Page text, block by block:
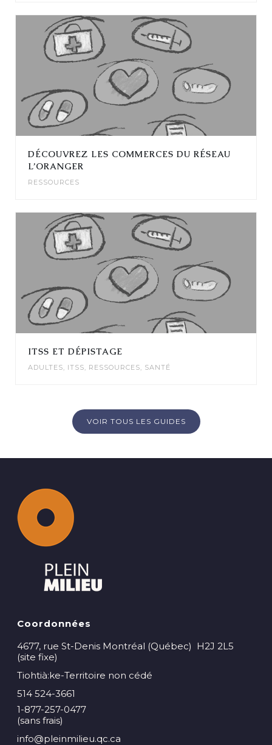
DÉCOUVREZ LES COMMERCES DU RÉSEAU
L’ORANGER
RESSOURCES
ITSS ET DÉPISTAGE
ADULTES, ITSS, RESSOURCES, SANTÉ
VOIR TOUS LES GUIDES
Coordonnées
4677, rue St-Denis Montréal (Québec) H2J 2L5
(site fixe)
Tiohtià:ke-Territoire non cédé
514 524-3661
1-877-257-0477
(sans frais)
info@pleinmilieu.qc.ca